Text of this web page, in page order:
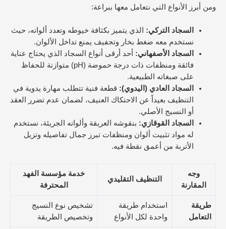
ومن أبرز الأنواع التي نتعامل معها ببراعة:
السجاد التركي: الذي يتميز بكثافة خيوطه وتعدد ألوانه، حيث
نستخدم معه ضغط بخار وتجفيف يمنع تداخل الألوان.
السجاد الأصفهاني: أحد أرقى أنواع السجاد الذي يحتاج عناية
فائقة ومنظفات ذات درجة حموضة (pH) متوازنة للحفاظ
على صبغاته الطبيعية.
السجاد العادي (اليدوي): قطعة فنية تتطلب مهارة يدوية في
التنظيف بعيداً عن الاحتكاك العنيف، لضمان عدم تضرر العقد
أو النسيج الأصلي.
السجاد القوقازي: بنقوشه العريقة وألوانه الجريئة، نستخدم
له مواد تثبيت ألوان ومنظفات تبرز جمال تفاصيله وتزيل
الأتربة من أعمق نقطة فيه.
وجه
المقارنة
التنظيف التقليدي
خدمة مؤسسة الفهد
المحترفة
طريقة
التعامل
استخدام طريقة
واحدة لكل الأنواع
تشخيص نوع النسيج
وتخصيص الطريقة